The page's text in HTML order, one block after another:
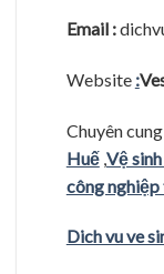
Email :
Website :
Chuyên
Huế, Vệ
công
Dich vu ve